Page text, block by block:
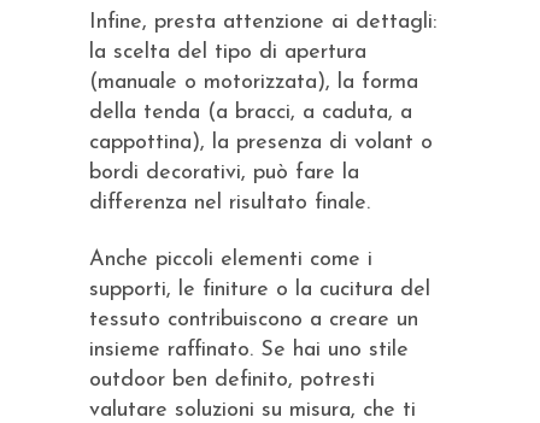
Infine, presta attenzione ai dettagli:
la scelta del tipo di apertura
(manuale o motorizzata), la forma
della tenda (a bracci, a caduta, a
cappottina), la presenza di volant o
bordi decorativi, può fare la
differenza nel risultato finale.
Anche piccoli elementi come i
supporti, le finiture o la cucitura del
tessuto contribuiscono a creare un
insieme raffinato. Se hai uno stile
outdoor ben definito, potresti
valutare soluzioni su misura, che ti